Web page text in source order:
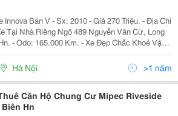
Innova Bản V - Sx: 2010 - Giá 270 Triệu. - Địa Chỉ
Tại Nhà Riêng Ngõ 489 Nguyễn Văn Cừ, Long
- Odo: 165.000 Km. - Xe Đẹp Chắc Khoẻ Vận
Ái , Cam Kết Không Đâm Đụng ,Ko Ngập
Full Lịch Sử Bảo Dưỡng Định Kỳ Chính...
Hà Nội >1 năm
Căn Hộ Chung Cư Mipec Riveside
Hn